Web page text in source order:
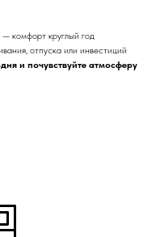
комфорт круглый год
отпуска или инвестиций
и почувствуйте атмосферу